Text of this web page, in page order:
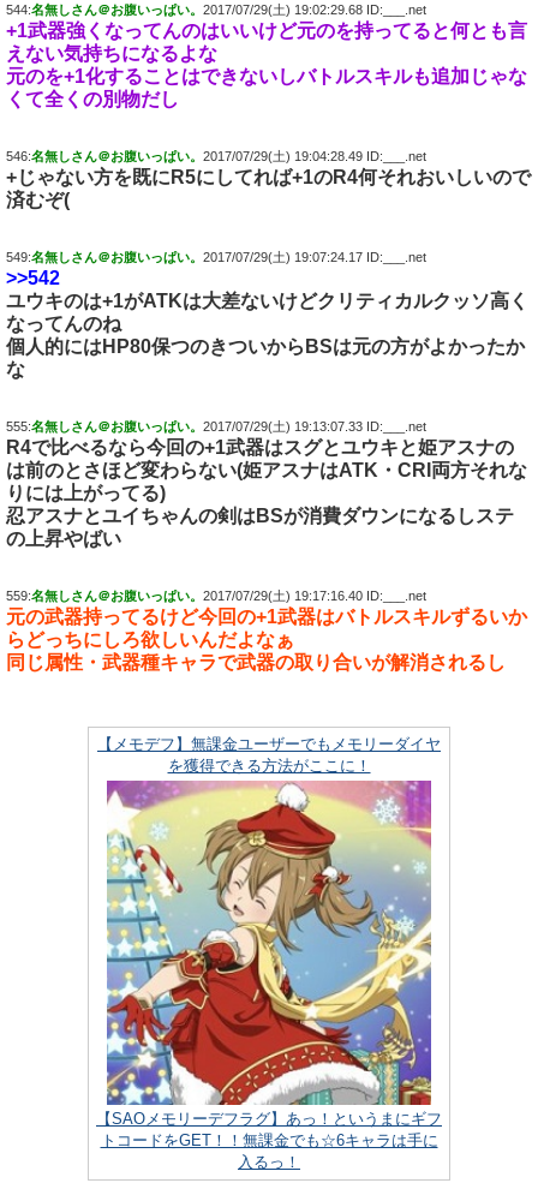
544:名無しさん＠お腹いっぱい。 2017/07/29(土) 19:02:29.68 ID:___.net
+1武器強くなってんのはいいけど元のを持ってると何とも言
えない気持ちになるよな
元のを+1化することはできないしバトルスキルも追加じゃな
くて全くの別物だし
546:名無しさん＠お腹いっぱい。 2017/07/29(土) 19:04:28.49 ID:___.net
+じゃない方を既にR5にしてれば+1のR4何それおいしいので
済むぞ(
549:名無しさん＠お腹いっぱい。 2017/07/29(土) 19:07:24.17 ID:___.net
>>542
ユウキのは+1がATKは大差ないけどクリティカルクッソ高く
なってんのね
個人的にはHP80保つのきついからBSは元の方がよかったか
な
555:名無しさん＠お腹いっぱい。 2017/07/29(土) 19:13:07.33 ID:___.net
R4で比べるなら今回の+1武器はスグとユウキと姫アスナの
は前のとさほど変わらない(姫アスナはATK・CRI両方それな
りには上がってる)
忍アスナとユイちゃんの剣はBSが消費ダウンになるしステ
の上昇やばい
559:名無しさん＠お腹いっぱい。 2017/07/29(土) 19:17:16.40 ID:___.net
元の武器持ってるけど今回の+1武器はバトルスキルずるいか
らどっちにしろ欲しいんだよなぁ
同じ属性・武器種キャラで武器の取り合いが解消されるし
【メモデフ】無課金ユーザーでもメモリーダイヤ
を獲得できる方法がここに！
【SAOメモリーデフラグ】あっ！というまにギフ
トコードをGET！！無課金でも☆6キャラは手に
入るっ！